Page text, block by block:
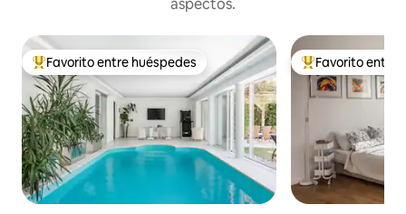
aspectos.
Favorito entre huéspedes preferido
Favorito entre huéspedes Favorito entre
Favorito entre